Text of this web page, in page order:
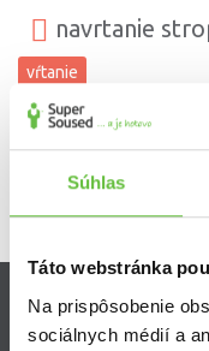
Súhlas
Táto webstránka
Na prispôsobenie
sociálnych médií a
navrtanie
vŕtanie